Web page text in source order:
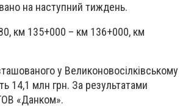
на наступний тиждень.
км 135+000 – км 136+000, км
у Великоновосілківському
14,1 млн грн. За результатами
«Данком».